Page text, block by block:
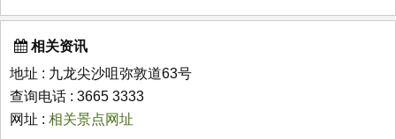
相关资讯
地址 : 九龙尖沙咀弥敦道63号
查询电话 : 3665 3333
网址 : 相关景点网址